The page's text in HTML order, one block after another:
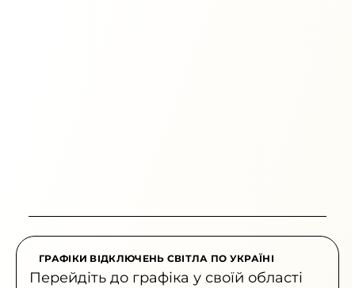
ГРАФІКИ ВІДКЛЮЧЕНЬ СВІТЛА ПО УКРАЇНІ
Перейдіть до графіка у своїй області